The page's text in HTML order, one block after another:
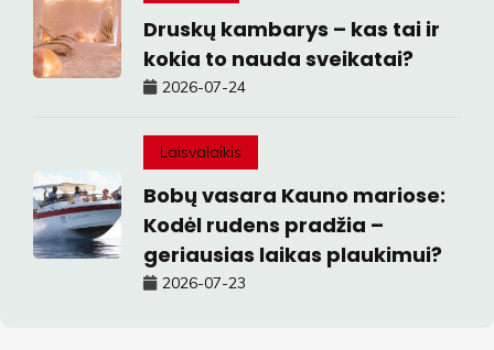
Druskų kambarys – kas tai ir
kokia to nauda sveikatai?
2026-07-24
Laisvalaikis
Bobų vasara Kauno mariose:
Kodėl rudens pradžia –
geriausias laikas plaukimui?
2026-07-23